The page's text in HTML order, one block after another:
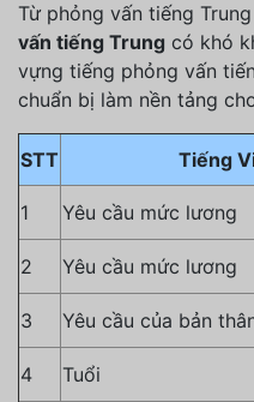
Từ phỏng vấn tiếng
vấn tiếng Trung có khó
vựng tiếng phỏng vấn
chuẩn bị làm nền tảng
STT Tiếng
1 Yêu cầu mức lương
2 Yêu cầu mức lương
3 Yêu cầu của bản
4 Tuổi